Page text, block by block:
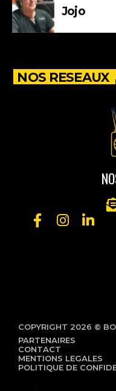
Jojo
NOS RESEAUX
COPYRIGHT 2026 ©
PARTENAIRES
CONTACT
MENTIONS LEGALES